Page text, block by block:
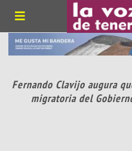
Fernando Clavijo augura
migratoria del